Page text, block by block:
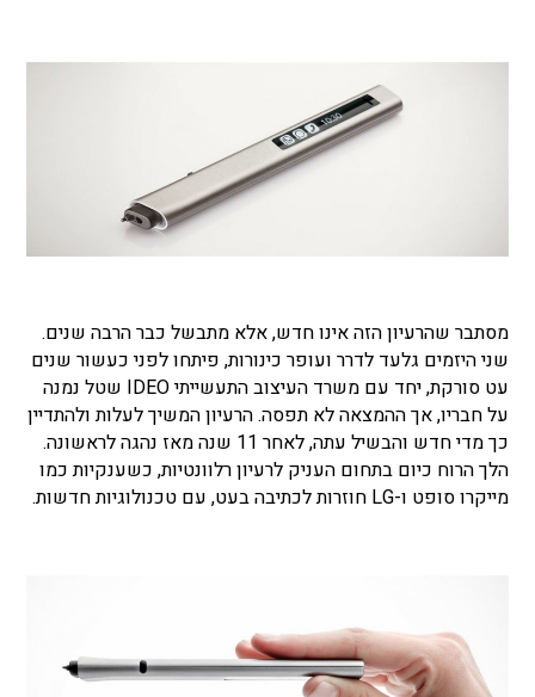
מסתבר שהרעיון הזה אינו חדש, אלא מתבשל כבר הרבה שנים.
שני היזמים גלעד לדרר ועופר כינורות, פיתחו לפני כעשור שנים
עט סורקת, יחד עם משרד העיצוב התעשייתי IDEO שטל נמנה
על חבריו, אך ההמצאה לא תפסה. הרעיון המשיך לעלות ולהתדיין
כך מדי חדש והבשיל עתה, לאחר 11 שנה מאז נהגה לראשונה.
הלך הרוח כיום בתחום העניק לרעיון רלוונטיות, כשענקיות כמו
מייקרו סופט ו-LG חוזרות לכתיבה בעט, עם טכנולוגיות חדשות.